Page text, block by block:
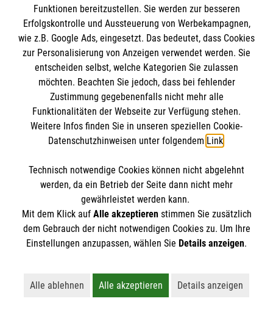
Rund um das Thema Erste Hilfe kursieren viele
Mythen. Was stimmt? Was ist überholt? Wir
klären auf.
Darauf müssen Sie achten, wenn ein älterer
Funktionen bereitzustellen. Sie werden zur besseren
Erfolgskontrolle und Aussteuerung von Werbekampagnen,
wie z.B. Google Ads, eingesetzt. Das bedeutet, dass Cookies
zur Personalisierung von Anzeigen verwendet werden. Sie
entscheiden selbst, welche Kategorien Sie zulassen
möchten. Beachten Sie jedoch, dass bei fehlender
Zustimmung gegebenenfalls nicht mehr alle
Funktionalitäten der Webseite zur Verfügung stehen.
Weitere Infos finden Sie in unseren speziellen Cookie-
Datenschutzhinweisen unter folgendem Link.
Technisch notwendige Cookies können nicht abgelehnt
werden, da ein Betrieb der Seite dann nicht mehr
gewährleistet werden kann.
Mit dem Klick auf Alle akzeptierenstimmen Sie zusätzlich
dem Gebrauch der nicht notwendigen Cookies zu. Um Ihre
Einstellungen anzupassen, wählen Sie Details anzeigen.
Alle ablehnen
Lehnt alle nicht-essentiellen Cookies ab
Alle akzeptieren
Akzeptiert alle Cookies
Details anzeigen